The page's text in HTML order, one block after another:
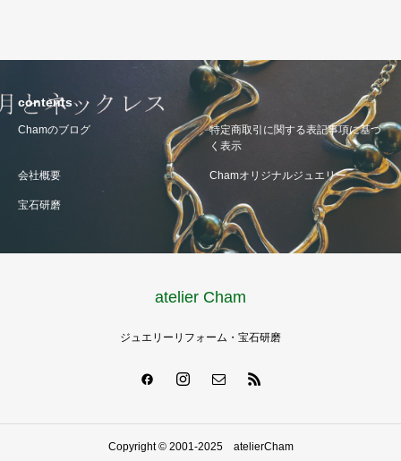
contents
Chamのブログ
特定商取引に関する表記事項に基づ
く表示
会社概要 Chamオリジナルジュエリー
宝石研磨
atelier Cham
ジュエリーリフォーム・宝石研磨
Copyright © 2001-2025 atelierCham